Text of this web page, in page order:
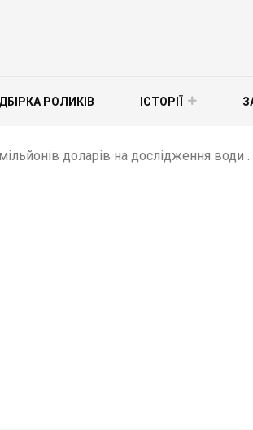
РОЛИКІВ ІСТОРІЇ
доларів на дослідження води .